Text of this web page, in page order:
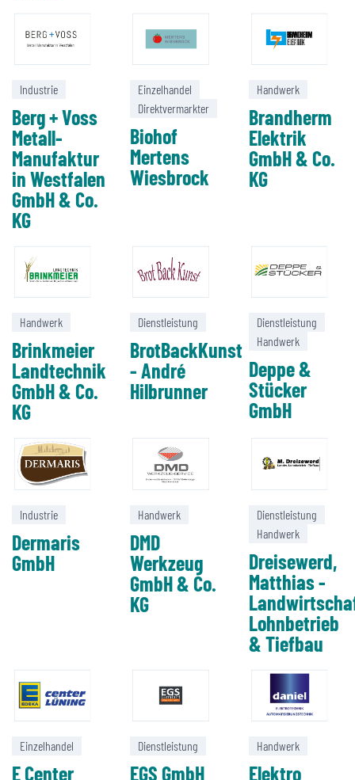
Industrie
Berg + Voss
Metall-
Manufaktur
in Westfalen
GmbH & Co.
KG
Einzelhandel
Direktvermarkter
Biohof
Mertens
Wiesbrock
Handwerk
Brandherm
Elektrik
GmbH & Co.
KG
Handwerk
Brinkmeier
Landtechnik
GmbH & Co.
KG
Dienstleistung
BrotBackKunst
- André
Hilbrunner
Dienstleistung
Handwerk
Deppe &
Stücker
GmbH
Industrie
Dermaris
GmbH
Handwerk
DMD
Werkzeug
GmbH & Co.
KG
Dienstleistung
Handwerk
Dreisewerd,
Matthias -
Lohnbetrieb
& Tiefbau
Einzelhandel
E Center
Dienstleistung
EGS GmbH
Handwerk
Elektro